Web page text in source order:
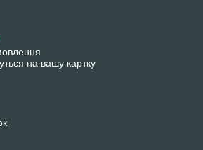
на вашу картку